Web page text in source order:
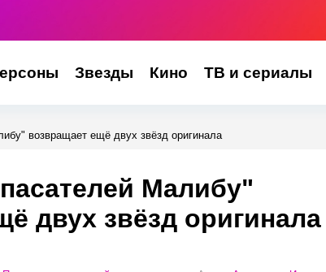
Звезды Кино ТВ и сериалы
возвращает ещё двух звёзд оригинала
Малибу"
двух звёзд оригинала